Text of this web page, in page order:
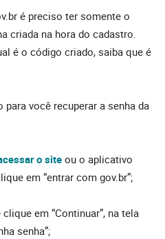
é preciso ter somente o
criada na hora do cadastro.
é o código criado, saiba que é
você recuperar a senha da
o siteou o aplicativo
em “entrar com gov.br”;
em “Continuar”, na tela
senha”;